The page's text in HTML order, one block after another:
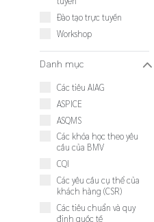
Đào tạo trực tuyến
Workshop
Danh mục W
Các tiêu AIAG
ASPICE
ASQMS
Các khóa học theo yêu
cầu của BMV
CQI
Các yêu cầu cụ thể của
khách hàng (CSR)
Các tiêu chuẩn và quy
định quốc tế